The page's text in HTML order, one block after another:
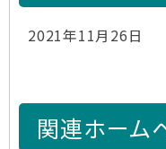
2021年11月26日
関連ホーム